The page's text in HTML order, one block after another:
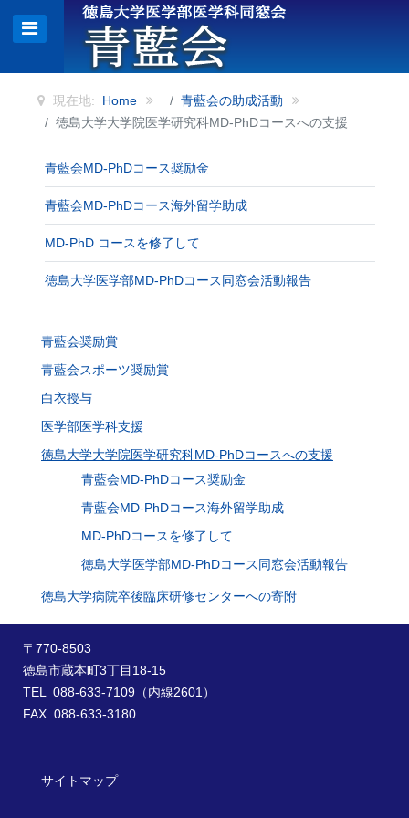
現在地: Home
青藍会の助成活動
徳島大学大学院医学研究科MD-PhDコースへの支援
青藍会MD-PhDコース奨励金
青藍会MD-PhDコース海外留学助成
MD-PhD コースを修了して
徳島大学医学部MD-PhDコース同窓会活動報告
青藍会奨励賞
青藍会スポーツ奨励賞
白衣授与
医学部医学科支援
徳島大学大学院医学研究科MD-PhDコースへの支援
青藍会MD-PhDコース奨励金
青藍会MD-PhDコース海外留学助成
MD-PhDコースを修了して
徳島大学医学部MD-PhDコース同窓会活動報告
徳島大学病院卒後臨床研修センターへの寄附
〒770-8503
徳島市蔵本町3丁目18-15
TEL 088-633-7109（内線2601）
FAX 088-633-3180
サイトマップ